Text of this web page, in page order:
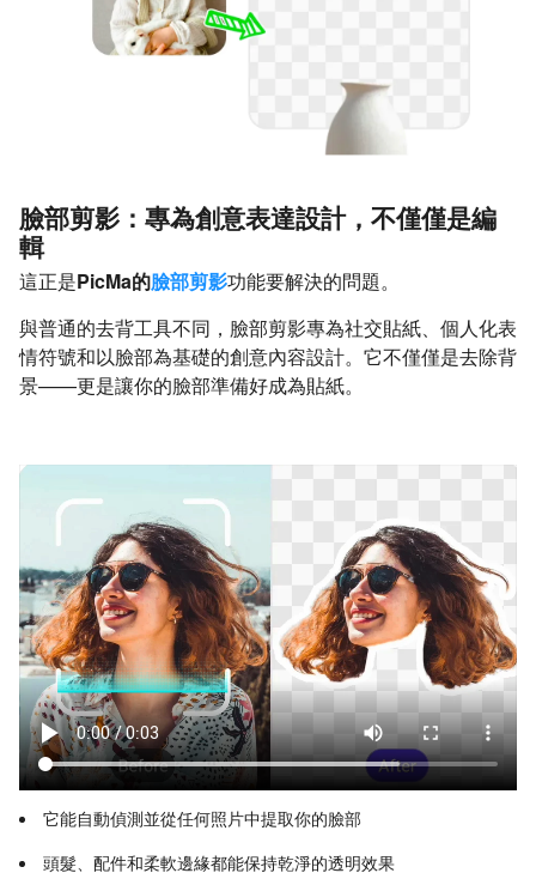
臉部剪影：專為創意表達設計，不僅僅是編
輯
這正是PicMa的臉部剪影功能要解決的問題。
與普通的去背工具不同，臉部剪影專為社交貼紙、個人化表
情符號和以臉部為基礎的創意內容設計。它不僅僅是去除背
景——更是讓你的臉部準備好成為貼紙。
它能自動偵測並從任何照片中提取你的臉部
頭髮、配件和柔軟邊緣都能保持乾淨的透明效果